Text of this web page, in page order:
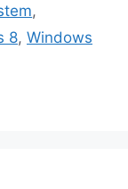
,
8, Windows